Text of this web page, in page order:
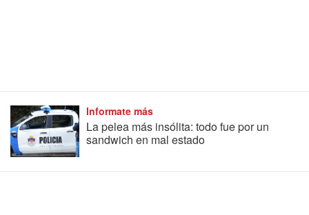
Informate más
La pelea más insólita: todo fue por un
sandwich en mal estado